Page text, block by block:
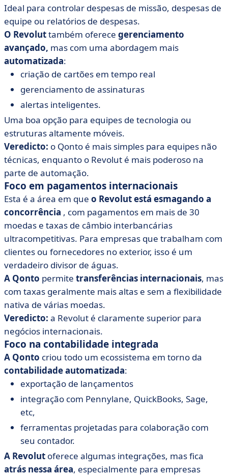
Ideal para controlar despesas de missão, despesas de
equipe ou relatórios de despesas.
O Revoluttambém oferece gerenciamento
avançado, mas com uma abordagem mais
automatizada:
criação de cartões em tempo real
gerenciamento de assinaturas
alertas inteligentes.
Uma boa opção para equipes de tecnologia ou
estruturas altamente móveis.
Veredicto: o Qonto é mais simples para equipes não
técnicas, enquanto o Revolut é mais poderoso na
parte de automação.
Foco em pagamentos internacionais
Esta é a área em que o Revolut está esmagando a
concorrência , com pagamentos em mais de 30
moedas e taxas de câmbio interbancárias
ultracompetitivas. Para empresas que trabalham com
clientes ou fornecedores no exterior, isso é um
verdadeiro divisor de águas.
A Qonto permite transferências internacionais, mas
com taxas geralmente mais altas e sem a flexibilidade
nativa de várias moedas.
Veredicto: a Revolut é claramente superior para
negócios internacionais.
Foco na contabilidade integrada
A Qonto criou todo um ecossistema em torno da
contabilidade automatizada:
exportação de lançamentos
integração com Pennylane, QuickBooks, Sage,
etc,
ferramentas projetadas para colaboração com
seu contador.
A Revolut oferece algumas integrações, mas fica
atrás nessa área, especialmente para empresas